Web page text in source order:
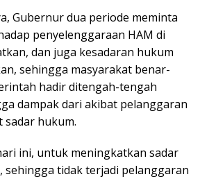
Gubernur dua periode meminta
penyelenggaraan HAM di
dan juga kesadaran hukum
sehingga masyarakat benar-
hadir ditengah-tengah
dampak dari akibat pelanggaran
sadar hukum.
ini, untuk meningkatkan sadar
sehingga tidak terjadi pelanggaran